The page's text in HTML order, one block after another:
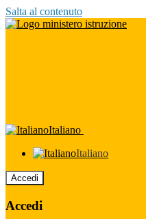
Salta al contenuto
Italiano
Italiano
Accedi
Accedi